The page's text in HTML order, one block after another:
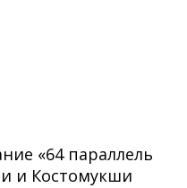
«64 параллель
и Костомукши